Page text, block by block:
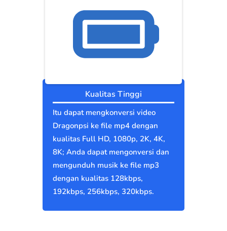
Kualitas Tinggi
Itu dapat mengkonversi video
Dragonpsi ke file mp4 dengan
kualitas Full HD, 1080p, 2K, 4K,
8K; Anda dapat mengonversi dan
mengunduh musik ke file mp3
dengan kualitas 128kbps,
192kbps, 256kbps, 320kbps.